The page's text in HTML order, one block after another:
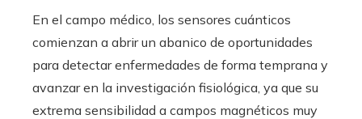
En el campo médico, los sensores cuánticos
comienzan a abrir un abanico de oportunidades
para detectar enfermedades de forma temprana y
avanzar en la investigación fisiológica, ya que su
extrema sensibilidad a campos magnéticos muy